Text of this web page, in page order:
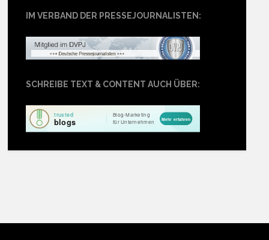
IM VERBAND DER PRESSEJOURNALISTEN:
SCHREIBE TEXT & CONTENT AUCH ÜBER: